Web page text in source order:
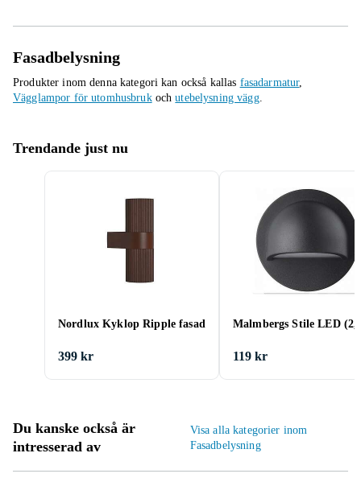
Fasadbelysning
Produkter inom denna kategori kan också kallas fasadarmatur,
Vägglampor för utomhusbrukochutebelysning vägg.
Trendande just nu
Nordlux Kyklop Ripple fasad
399 kr
Malmbergs Stile LED
119 kr
Du kanske också är
intresserad av
Visa alla kategorier inom
Fasadbelysning